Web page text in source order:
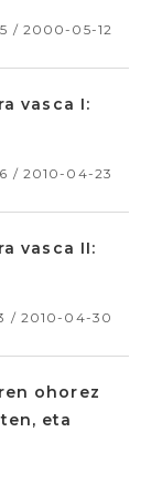
/ 2000-05-12
vasca I:
/ 2010-04-23
vasca II:
/ 2010-04-30
ohorez
eta